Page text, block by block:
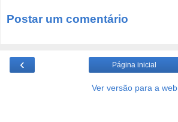
Postar um comentário
‹ Página inicial
Ver versão para a web